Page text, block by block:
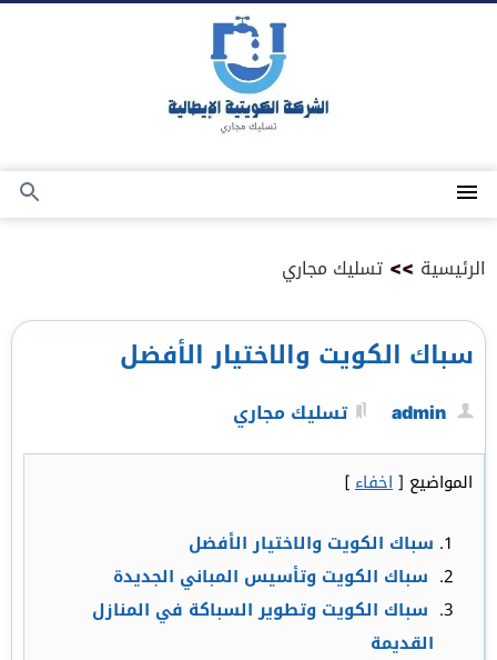
القائمة
بحث
الرئيسية >> تسليك مجاري
سباك الكويت والاختيار الأفضل
admin تسليك مجاري
المواضيع [اخفاء]
سباك الكويت والاختيار الأفضل
سباك الكويت وتأسيس المباني الجديدة
سباك الكويت وتطوير السباكة في المنازل
القديمة